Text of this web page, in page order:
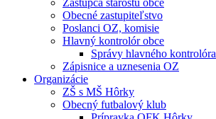
Zástupca starostu obce
Obecné zastupiteľstvo
Poslanci OZ, komisie
Hlavný kontrolór obce
Správy hlavného kontrolóra
Zápisnice a uznesenia OZ
Organizácie
ZŠ s MŠ Hôrky
Obecný futbalový klub